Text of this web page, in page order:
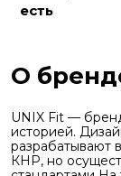
есть
О
UNIX Fit —
историей.
разрабатывают
КНР, но